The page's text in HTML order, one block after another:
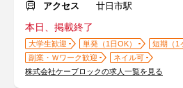
アクセス
廿日市駅
本日、掲載終了
大学生歓迎 単発（1日OK）
短期（1
副業・Ｗワーク歓迎
ネイル可
株式会社ケーブロックの求人一覧を見る